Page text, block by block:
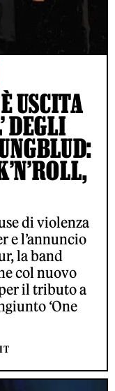
USCITA
DEGLI
di violenza
e l’annuncio
la band
col nuovo
il tributo a
‘One